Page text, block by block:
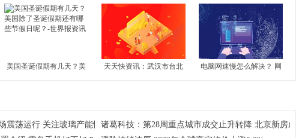
市成交止升转降 北京新房
成交独升 其余14城全部下
置介绍 雷鸟手机好不好？
豪宅均价上涨5.2%
美国圣诞假期有几天？美
天天快资讯：武汉市台北
电脑网速慢怎么解决？ 网
震荡运行 关注玻璃产能恢复及房地产竣工情况诸葛科技：第28周重点城市成交止升转降 北京新房成